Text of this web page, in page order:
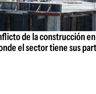
de la construcción
el sector tiene sus